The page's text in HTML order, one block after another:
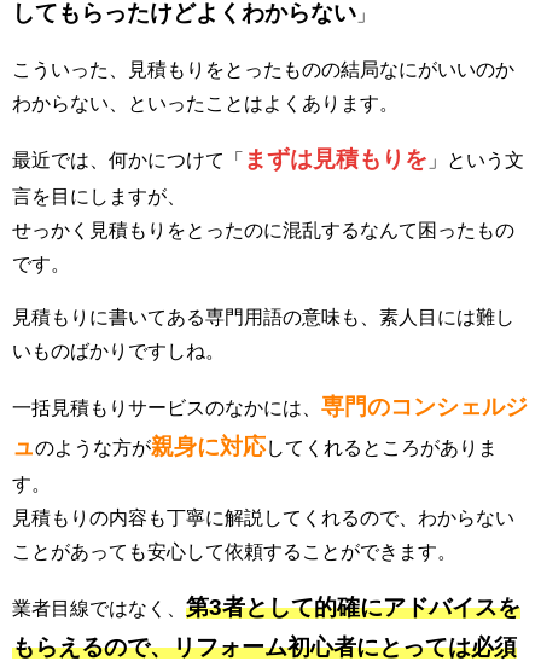
してもらったけどよくわからない 」
こういった、見積もりをとったものの結局なにがいいのか
わからない、といったことはよくあります。
最近では、何かにつけて「 まずは見積もりを 」という文
言を目にしますが、
せっかく見積もりをとったのに混乱するなんて困ったもの
です。
見積もりに書いてある専門用語の意味も、素人目には難し
いものばかりですしね。
一括見積もりサービスのなかには、 専門のコンシェルジ
ュのような方が親身に対応してくれるところがありま
す。
見積もりの内容も丁寧に解説してくれるので、わからない
ことがあっても安心して依頼することができます。
業者目線ではなく、 第3者として的確にアドバイスを
もらえるので、リフォーム初心者にとっては必須